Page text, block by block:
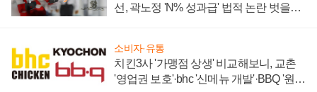
선, 곽노정 'N% 성과급' 법적 논란 벗을지
소비자·유통
치킨3사 '가맹점 상생' 비교해보니, 교촌
'영업권 보호'·bhc '신메뉴 개발'·BBQ '원가